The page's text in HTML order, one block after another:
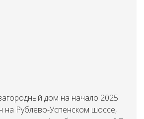
дом на начало 2025
на Рублево-Успенском шоссе,